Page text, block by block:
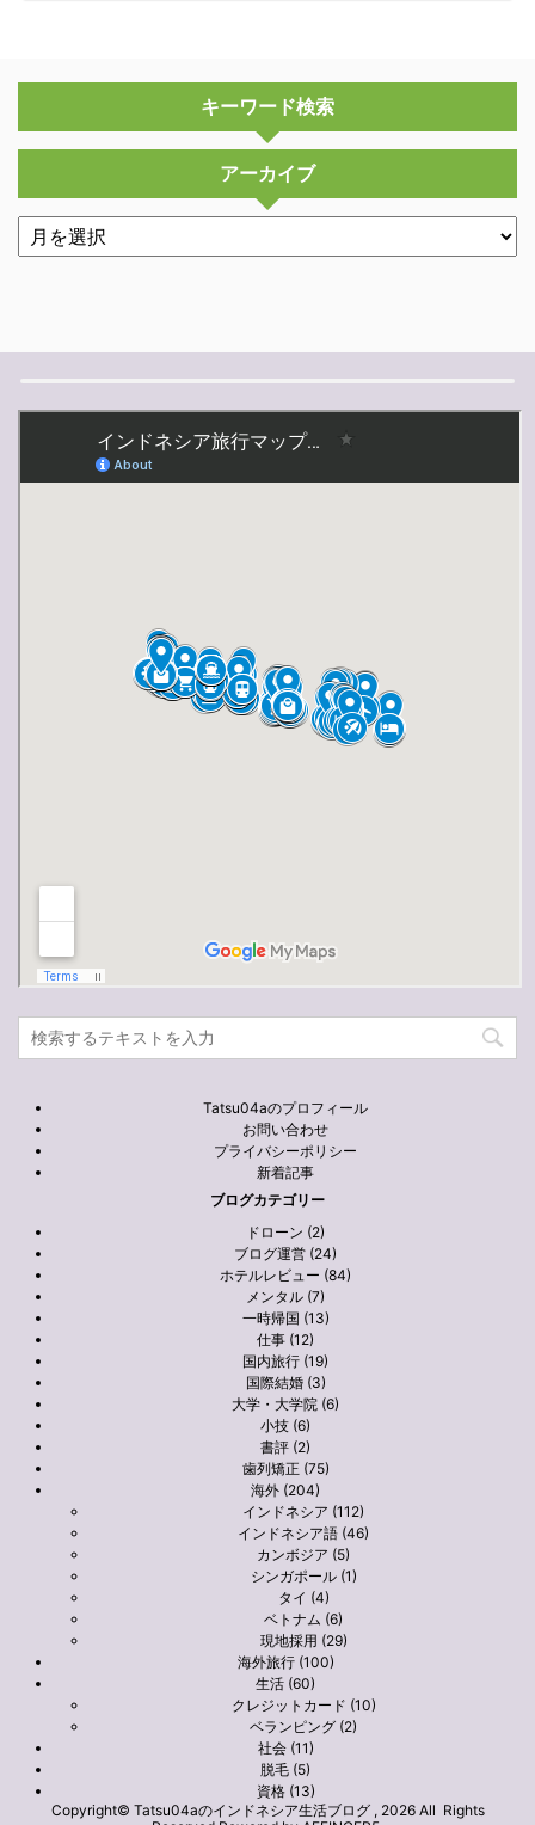
キーワード検索
アーカイブ
Tatsu04aのプロフィール
お問い合わせ
プライバシーポリシー
新着記事
ブログカテゴリー
ドローン (2)
ブログ運営 (24)
ホテルレビュー (84)
メンタル (7)
一時帰国 (13)
仕事 (12)
国内旅行 (19)
国際結婚 (3)
大学・大学院 (6)
小技 (6)
書評 (2)
歯列矯正 (75)
海外 (204)
インドネシア (112)
インドネシア語 (46)
カンボジア (5)
シンガポール (1)
タイ (4)
ベトナム (6)
現地採用 (29)
海外旅行 (100)
生活 (60)
クレジットカード (10)
ベランピング (2)
社会 (11)
脱毛 (5)
資格 (13)
Copyright© Tatsu04aのインドネシア生活ブログ , 2026 All Rights